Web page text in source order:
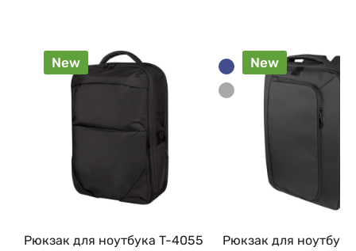
New
Рюкзак для ноутбука T-4055
New
Рюкзак для